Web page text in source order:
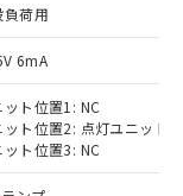
負荷用
6mA
ット位置1: NC
ット位置2: 点灯ユニット
ット位置3: NC